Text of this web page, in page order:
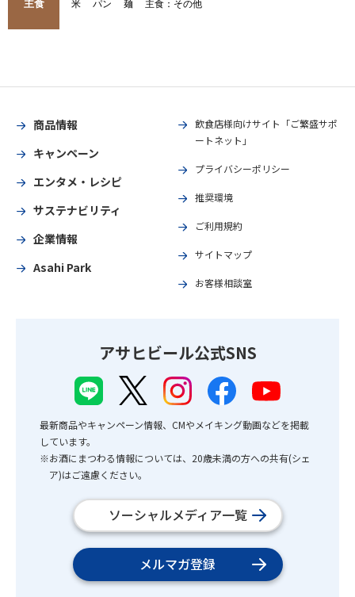
主食 米 パン 麺 主食：その他
商品情報
キャンペーン
エンタメ・レシピ
サステナビリティ
企業情報
Asahi Park
飲食店様向けサイト「ご繁盛サポ
ートネット」
プライバシーポリシー
推奨環境
ご利用規約
サイトマップ
お客様相談室
アサヒビール公式SNS
最新商品やキャンペーン情報、CMやメイキング動画などを掲載
しています。
※お酒にまつわる情報については、20歳未満の方への共有(シェ
ア)はご遠慮ください。
ソーシャルメディア一覧
メルマガ登録